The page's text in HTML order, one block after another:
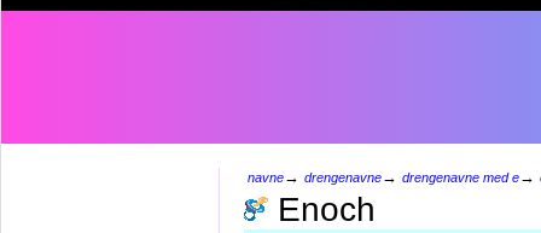
navne→ drengenavne→ drengenavne med e→
Enoch